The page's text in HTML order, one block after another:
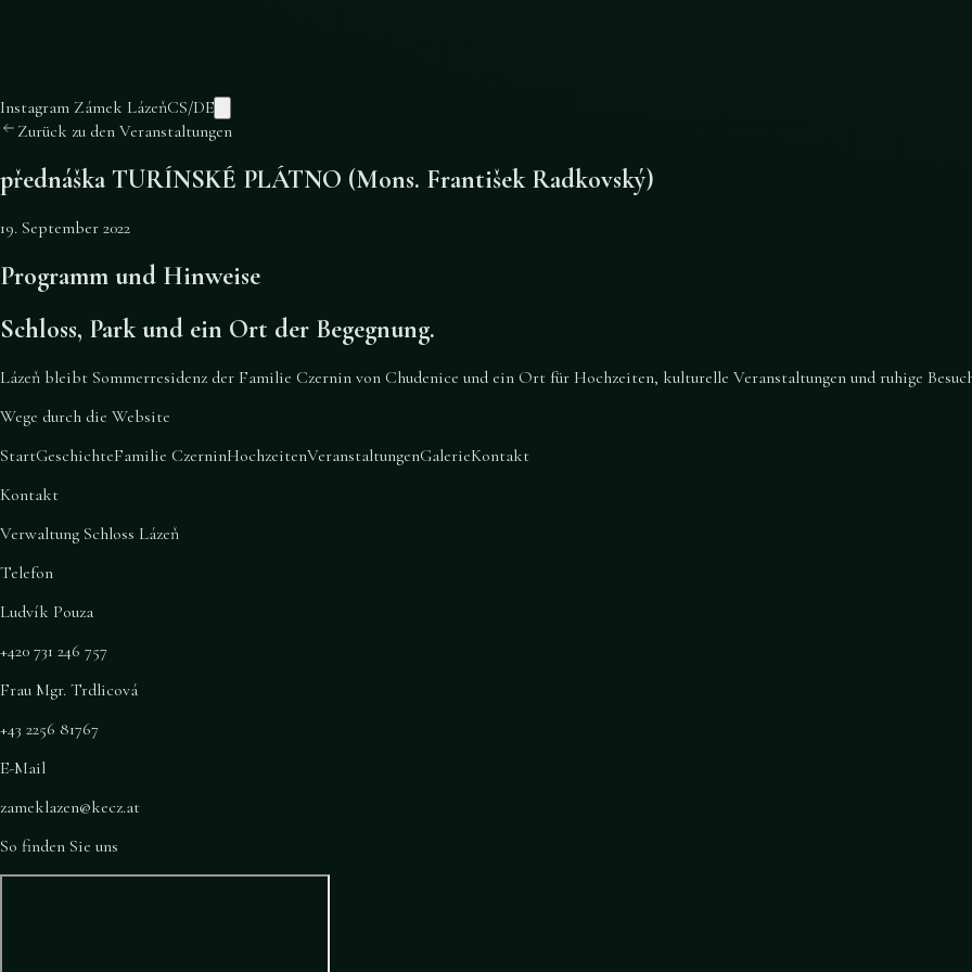
Instagram Zámek LázeňCS/DE
Zurück zu den Veranstaltungen
přednáška TURÍNSKÉ PLÁTNO (Mons. František Radkovský)
19. September 2022
Programm und Hinweise
Schloss, Park und ein Ort der Begegnung.
Lázeň bleibt Sommerresidenz der Familie Czernin von Chudenice und ein Ort für Hochzeiten, kulturelle Veranstaltungen und ruhige
Wege durch die Website
StartGeschichteFamilie CzerninHochzeitenVeranstaltungenGalerieKontakt
Kontakt
Verwaltung Schloss Lázeň
Telefon
Ludvík Pouza
+420 731 246 757
Frau Mgr. Trdlicová
+43 2256 81767
E-Mail
zameklazen@kecz.at
So finden Sie uns